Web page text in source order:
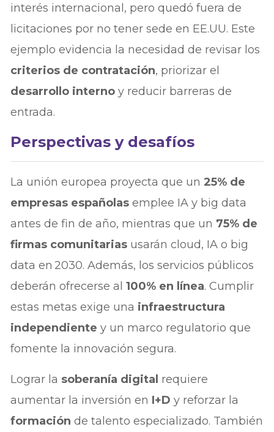
interés internacional, pero quedó fuera de
licitaciones por no tener sede en EE.UU. Este
ejemplo evidencia la necesidad de revisar los
criterios de contratación, priorizar el
desarrollo interno y reducir barreras de
entrada.
Perspectivas y desafíos
La unión europea proyecta que un25% de
empresas españolas emplee IA y big data
antes de fin de año, mientras que un 75% de
firmas comunitarias usarán cloud, IA o big
data en 2030. Además, los servicios públicos
deberán ofrecerse al100% en línea. Cumplir
estas metas exige una infraestructura
independiente y un marco regulatorio que
fomente la innovación segura.
Lograr la soberanía digital requiere
aumentar la inversión en I+D y reforzar la
formación de talento especializado. También